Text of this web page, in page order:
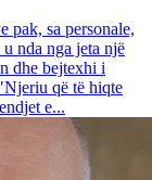
pak, sa personale,
nda nga jeta një
dhe bejtexhi i
që të hiqte
e...